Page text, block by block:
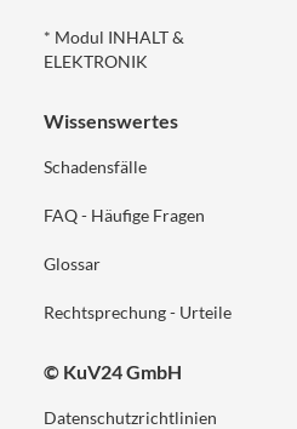
* Modul INHALT &
ELEKTRONIK
Wissenswertes
Schadensfälle
FAQ - Häufige Fragen
Glossar
Rechtsprechung - Urteile
© KuV24 GmbH
Datenschutzrichtlinien